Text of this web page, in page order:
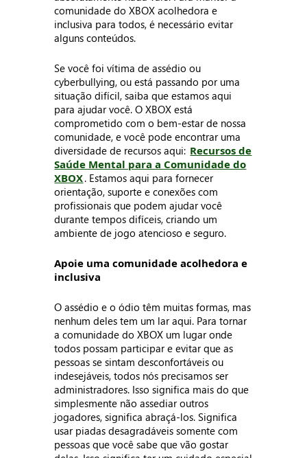
comunidade do XBOX acolhedora e
inclusiva para todos, é necessário evitar
alguns conteúdos.
Se você foi vítima de assédio ou
cyberbullying, ou está passando por uma
situação difícil, saiba que estamos aqui
para ajudar você. O XBOX está
comprometido com o bem-estar de nossa
comunidade, e você pode encontrar uma
diversidade de recursos aqui: Recursos de
Saúde Mental para a Comunidade do
XBOX. Estamos aqui para fornecer
orientação, suporte e conexões com
profissionais que podem ajudar você
durante tempos difíceis, criando um
ambiente de jogo atencioso e seguro.
Apoie uma comunidade acolhedora e
inclusiva
O assédio e o ódio têm muitas formas, mas
nenhum deles tem um lar aqui. Para tornar
a comunidade do XBOX um lugar onde
todos possam participar e evitar que as
pessoas se sintam desconfortáveis ou
indesejáveis, todos nós precisamos ser
administradores. Isso significa mais do que
simplesmente não assediar outros
jogadores, significa abraçá-los. Significa
usar piadas desagradáveis somente com
pessoas que você sabe que vão gostar